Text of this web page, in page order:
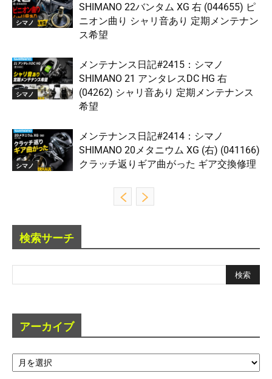
シマノ
SHIMANO 22バンタム XG 右 (044655) ピ
ニオン曲り シャリ音あり 定期メンテナン
ス希望
シマノ
メンテナンス日記#2415：シマノ
SHIMANO 21 アンタレスDC HG 右
(04262) シャリ音あり 定期メンテナンス
希望
シマノ
メンテナンス日記#2414：シマノ
SHIMANO 20メタニウム XG (右) (041166)
クラッチ返りギア曲がった ギア交換修理
検索サーチ
アーカイブ
ア
ー